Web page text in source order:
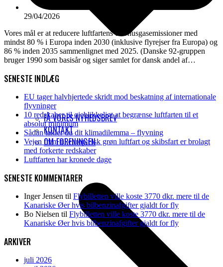
FÅ VORES NYHEDSBREV
KONTAKT
OM FORENINGEN
29/04/2026
Vores mål er at reducere luftfartens drivhusgasemissioner med
mindst 80 % i Europa inden 2030 (inklusive flyrejser fra Europa) og
86 % inden 2035 sammenlignet med 2025. (Danske 92-gruppen
bruger 1990 som basisår og siger samlet for dansk andel af…
SENESTE INDLÆG
EU tager halvhjertede skridt mod beskatning af internationale
flyvninger
10 redskaber til øjeblikkeligt at begrænse luftfarten til et
absolut minimum
Sådan takler du dit klimadilemma – flyvning
Vejen frem til europæisk grøn luftfart og skibsfart er brolagt
med forkerte redskaber
Luftfarten har kronede dage
SENESTE KOMMENTARER
Inger Jensen til Flybilletten ville koste 3770 dkr. mere til de
Kanariske Øer hvis bilbenzinafgifter gjaldt for fly
Bo Nielsen til Flybilletten ville koste 3770 dkr. mere til de
Kanariske Øer hvis bilbenzinafgifter gjaldt for fly
ARKIVER
juli 2026